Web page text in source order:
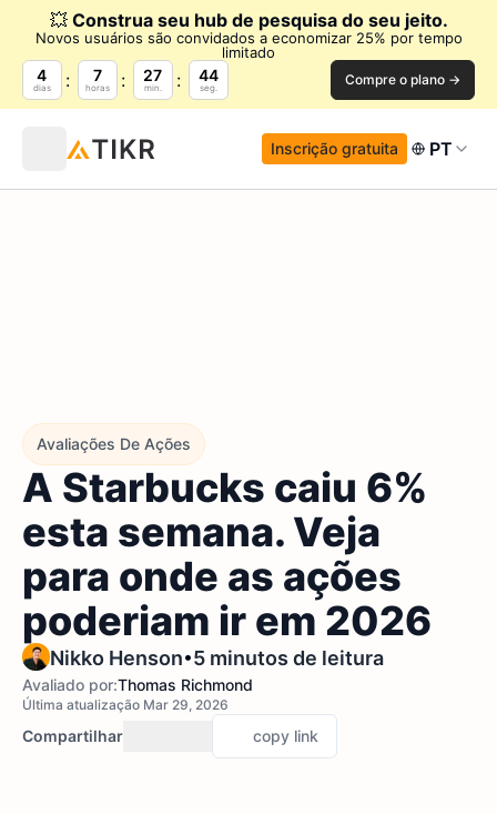
💥 Construa seu hub de pesquisa do seu jeito.
Novos usuários são convidados a economizar 25% por tempo
limitado
4
dias
7
horas
27
min.
42
seg. Compre o plano →
Inscrição gratuita PT
Avaliações De Ações
A Starbucks caiu 6%
esta semana. Veja
para onde as ações
poderiam ir em 2026
Nikko Henson•5 minutos de leitura
Avaliado por:Thomas Richmond
Última atualização Mar 29, 2026
Compartilhar copy link